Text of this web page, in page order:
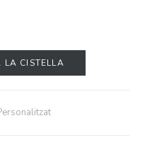
LA CISTELLA